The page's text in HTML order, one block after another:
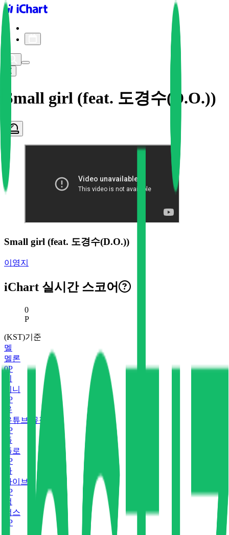
iChart logo
Small girl (feat. 도경수(D.O.))
Small girl (feat. 도경수(D.O.))
이영지
iChart 실시간 스코어
현재 스코어
0
P
(KST)기준
멜
멜론
0P
지니
P
유
유튜브 뮤직
P
플
플로
P
바
바이브
P
벅
벅스
P